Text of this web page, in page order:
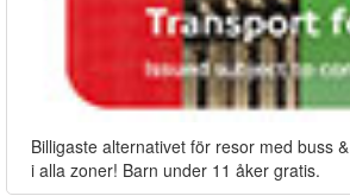
Billigaste alternativet för resor med buss
i alla zoner! Barn under 11 åker gratis.